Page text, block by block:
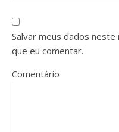
Salvar meus dados
que eu comentar.
Comentário